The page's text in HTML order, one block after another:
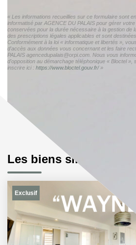
« Les informations recueillies sur ce formulaire sont
informatisé par AGENCE DU PALAIS pour gérer
conservées pour la durée nécessaire à la gestion de
des prescriptions légales applicables et sont
Conformément à la loi « informatique et libertés »,
d'accès aux données vous concernant et les faire
PALAIS agencedupalais@orpi.com. Nous vous
d'opposition au démarchage téléphonique « Bloctel »,
inscrire ici : https://www.bloctel.gouv.fr/»
Les biens similaires
Exclusif